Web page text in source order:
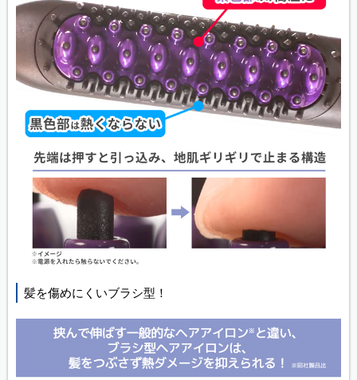
髪を傷めにくいブラシ型！